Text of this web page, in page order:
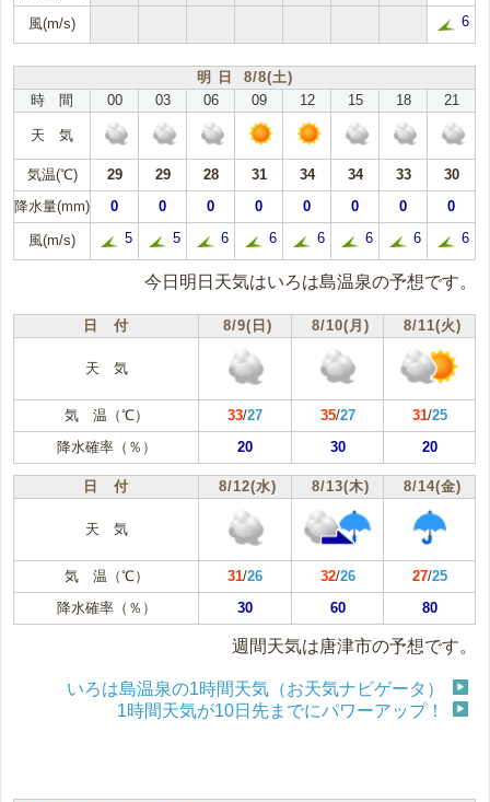
風(m/s) 6
明 日 8/8(土)
時 間
00 03 06 09 12 15 18 21
天 気
気温(℃) 29 29 28 31 34 34 33
30
降水量(mm)
0 0 0 0 0 0 0 0
風(m/s) 5 5 6 6 6 6 6 6
今日明日天気はいろは島温泉の予想です。
日 付 8/9(日) 8/10(月) 8/11(火)
天 気
気 温（℃） 33/27 35/27 31/25
降水確率（％）
20 30 20
日 付 8/12(水) 8/13(木) 8/14(金)
天 気
気 温（℃） 31/26 32/26 27/25
降水確率（％）
30 60 80
週間天気は唐津市の予想です。
いろは島温泉の1時間天気（お天気ナビゲータ）
1時間天気が10日先までにパワーアップ！